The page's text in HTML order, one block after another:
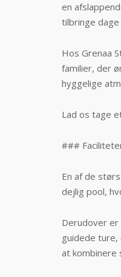
en
tilbringe
Hos Grenaa
familier, der
hyggelige
Lad os tage
###
En af de
dejlig pool,
Derudover
guidede
at kombinere